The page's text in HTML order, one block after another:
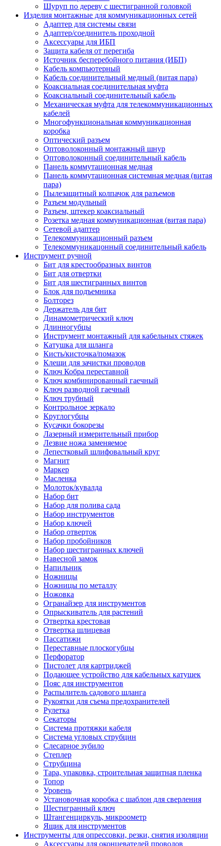
Шуруп по дереву с шестигранной головкой
Изделия монтажные для коммуникационных сетей
Адаптер для системы связи
Адаптер/соединитель проходной
Аксессуары для ИБП
Защита кабеля от перегиба
Источник бесперебойного питания (ИБП)
Кабель компьютерный
Кабель соединительный медный (витая пара)
Коаксиальная соединительная муфта
Коаксиальный соединительный кабель
Механическая муфта для телекоммуникационных
кабелей
Многофункциональная коммуникационная
коробка
Оптический разъем
Оптоволоконный монтажный шнур
Оптоволоконный соединительный кабель
Панель коммутационная медная
Панель коммутационная системная медная (витая
пара)
Пылезащитный колпачок для разъемов
Разъем модульный
Разъем, штекер коаксиальный
Розетка медная коммуникационная (витая пара)
Сетевой адаптер
Телекоммуникационный разъем
Телекоммуникацонный соединительный кабель
Инструмент ручной
Бит для крестообразных винтов
Бит для отвертки
Бит для шестигранных винтов
Блок для подъемника
Болторез
Держатель для бит
Динамометрический ключ
Длинногубцы
Инструмент монтажный для кабельных стяжек
Катушка для шланга
Кисть/кисточка/помазок
Клещи для зачистки проводов
Ключ Кобра переставной
Ключ комбинированный гаечный
Ключ разводной гаечный
Ключ трубный
Контрольное зеркало
Круглогубцы
Кусачки бокорезы
Лазерный измерительный прибор
Лезвие ножа заменяемое
Лепестковый шлифовальный круг
Магнит
Маркер
Масленка
Молоток/кувалда
Набор бит
Набор для полива сада
Набор инструментов
Набор ключей
Набор отверток
Набор пробойников
Набор шестигранных ключей
Навесной замок
Напильник
Ножницы
Ножницы по металлу
Ножовка
Огранайзер для инструментов
Опрыскиватель для растений
Отвертка крестовая
Отвертка шлицевая
Пассатижи
Переставные плоскогубцы
Перфоратор
Пистолет для картриджей
Подающее устройство для кабельных катушек
Пояс для инструментов
Распылитель садового шланга
Рукоятки для съема предохранителей
Рулетка
Секаторы
Система протяжки кабеля
Система угловых струбцин
Слесарное зубило
Степлер
Струбцина
Тара, упаковка, строительная защитная пленка
Топор
Уровень
Установочная коробка с шаблон для сверления
Шестигранный ключ
Штангенциркуль, микроометр
Ящик для инструментов
Инструменты для опрессовки, резки, снятия изоляции
Аксессуары для оконцевателей проводов